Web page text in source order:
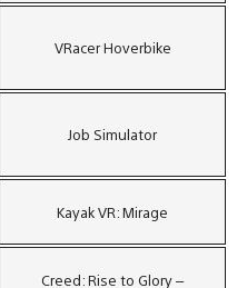
VRacer Hoverbike
Job Simulator
Kayak VR: Mirage
Creed: Rise to Glory –